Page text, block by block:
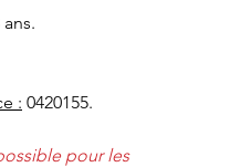
: 0420155.
pour les